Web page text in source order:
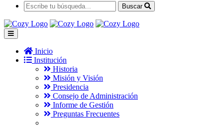
Buscar
Inicio
Institución
Historia
Misión y Visión
Presidencia
Consejo de Administración
Informe de Gestión
Preguntas Frecuentes